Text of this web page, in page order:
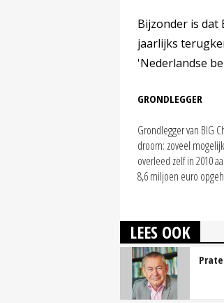
Bijzonder is dat
jaarlijks
'Nederlandse
GRONDLEGGER
Grondlegger van BIG
droom: zoveel
overleed zelf in 2010
8,6 miljoen euro
LEES OOK